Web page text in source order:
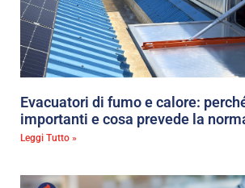
Evacuatori di fumo e calore:
importanti e cosa prevede la
Leggi Tutto »